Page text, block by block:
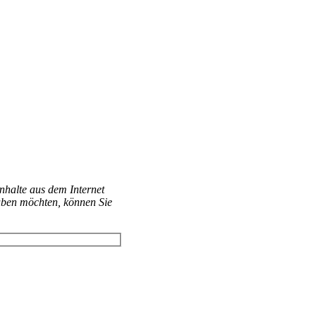
aus dem Internet
möchten, können Sie